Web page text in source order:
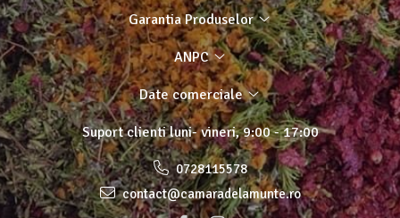
Garantia Produselor
ANPC
Date comerciale
Suport clientiluni- vineri, 9:00 - 17:00
0728115578
contact@camaradelamunte.ro